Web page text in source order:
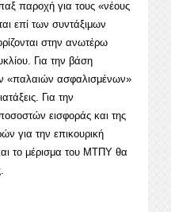
παροχή για τους «νέους
επί των συντάξιμων
στην ανωτέρω
Για την βάση
«παλαιών ασφαλισμένων»
Για την
εισφοράς και της
για την επικουρική
το μέρισμα του ΜΤΠΥ θα